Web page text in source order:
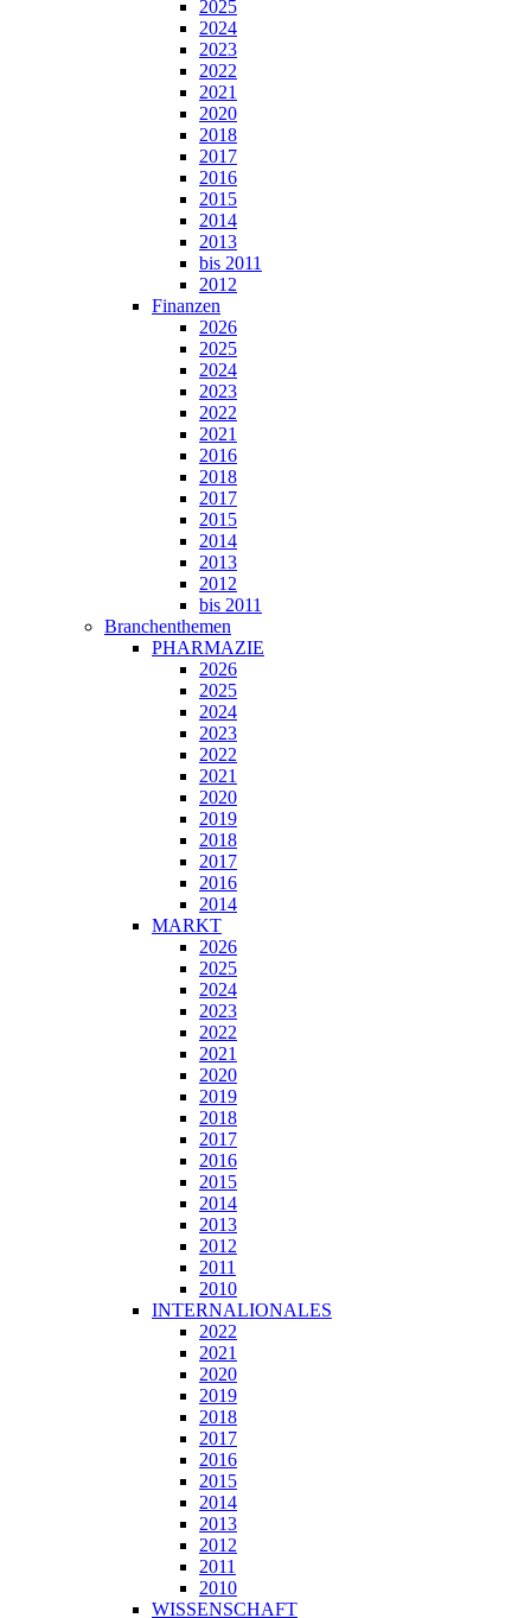
2025
2024
2023
2022
2021
2020
2018
2017
2016
2015
2014
2013
bis 2011
2012
Finanzen
2026
2025
2024
2023
2022
2021
2016
2018
2017
2015
2014
2013
2012
bis 2011
Branchenthemen
PHARMAZIE
2026
2025
2024
2023
2022
2021
2020
2019
2018
2017
2016
2014
MARKT
2026
2025
2024
2023
2022
2021
2020
2019
2018
2017
2016
2015
2014
2013
2012
2011
2010
INTERNALIONALES
2022
2021
2020
2019
2018
2017
2016
2015
2014
2013
2012
2011
2010
WISSENSCHAFT